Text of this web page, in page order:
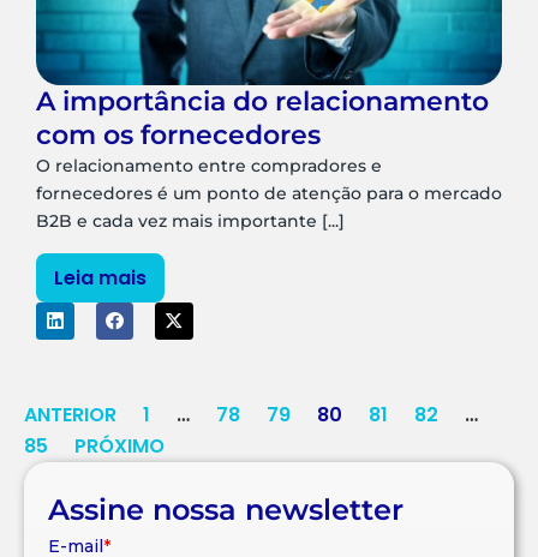
A importância do relacionamento
com os fornecedores
O relacionamento entre compradores e
fornecedores é um ponto de atenção para o mercado
B2B e cada vez mais importante [...]
Leia mais
ANTERIOR 1 … 78 79 80 81 82
…
85
PRÓXIMO
Assine nossa newsletter